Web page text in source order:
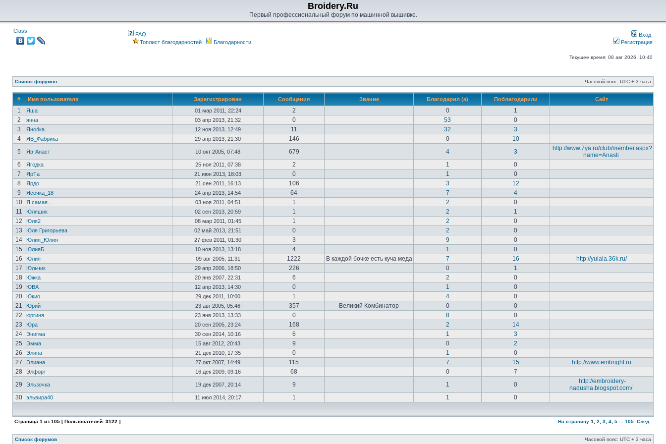
Broidery.Ru
Первый профессиональный форум по машинной вышивке.
Class!
FAQ
Топлист благодарностей
Благодарности
Вход
Регистрация
Текущее время: 08 авг 2026, 10:40
Список форумов Часовой пояс: UTC + 3 часа
# Имя пользователя Зарегистрирован Сообщения Звание Благодарил (а) Поблагодарили Сайт
1 Яша 01 мар 2011, 22:24 2 0
1
2
янна 03 апр 2013, 21:32 0 53
0
3
Яно4ка 12 ноя 2013, 12:49 11 32
3
4
ЯВ_Фабрика 29 апр 2013, 21:30 146 0
10
5
Яв-Анаст 10 окт 2005, 07:48 679 4 3
http://www.7ya.ru/club/member.aspx?
name=Anasti
6
Ягодка 25 ноя 2011, 07:38 2 1
0
7
ЯрТа 21 июн 2013, 18:03 0 1
0
8
Ярдо 21 сен 2011, 16:13 106 3
12
9
Ясочка_18 24 апр 2013, 14:54 64 7
4
10
Я самая... 03 ноя 2011, 04:51 1 2
0
11
Юляшик 02 сен 2013, 20:59 1 2
1
12
Юля2 08 мар 2011, 01:45 1 2
0
13
Юля Григорьева 02 май 2013, 21:51 0 2
0
14
Юлия_Юлия 27 фев 2011, 01:30 3 9
0
15
ЮлияБ 10 ноя 2013, 13:18 4 1
0
16
Юлия 09 авг 2005, 11:31 1222 В каждой бочке есть куча меда 7 16
http://yulala.36k.ru/
17
Юльчик 29 апр 2006, 18:50 226 0
1
18
Южка 20 янв 2007, 22:31 6 2
0
19
ЮВА 12 апр 2013, 14:30 0 1
0
20
Юкио 29 дек 2011, 10:00 1 4
0
21
Юрий 23 авг 2005, 05:46 357 Великий Комбинатор 0
0
22
юргиня 23 янв 2013, 13:33 0 8
0
23
Юра 20 сен 2005, 23:24 168 2
14
24
Энигма 30 сен 2014, 10:16 6 1
3
25
Эмма 15 авг 2012, 20:43 9 0
2
26
Элина 21 дек 2010, 17:35 0 1
0
27
Элиана 27 окт 2007, 14:49 115 7 15
http://www.embright.ru
28
Элфорт 16 дек 2009, 09:16 68 0
7
29
Эльзочка 19 дек 2007, 20:14 9 1 0
http://embroidery-
nadusha.blogspot.com/
30
эльвира40 11 июл 2014, 20:17 1 1 0
Страница 1 из 105 [ Пользователей: 3122 ] На страницу 1 2 3 4 5 105 След.
Список форумов Часовой пояс: UTC + 3 часа